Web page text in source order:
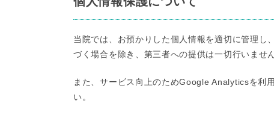
当院では、お預かりした個人情報を適切に管理
づく場合を除き、第三者への提供は一切行いません
また、サービス向上のためGoogle Analyticsを利
い。